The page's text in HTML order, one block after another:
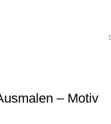
– Motiv